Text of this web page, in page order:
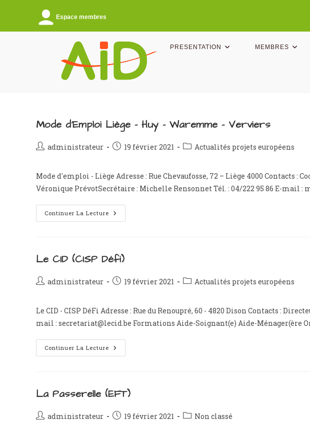
content
Espace membres
PRESENTATION MEMBRES
Mode d’Emploi Liège – Huy – Waremme – Verviers
Auteur/autrice
publication :
administrateur
Publication
19 février 2021
PostActualités projets européens
Mode d'emploi - Liège Adresse : Rue Chevaufosse, 72 – Liège 4000 Contacts :
Véronique PrévotSecrétaire : Michelle Rensonnet Tél. : 04/222 95 86 E-mail
Continuer La Lecture Mode
D’Emploi
Waremme
–
Le CID (CISP Défi)
Auteur/autrice
publication :
administrateur
Publication
19 février 2021
PostActualités projets européens
Le CID - CISP DéFi Adresse : Rue du Renoupré, 60 - 4820 Dison Contacts :
mail : secretariat@lecid.be Formations Aide-Soignant(e) Aide-Ménager(ère
Continuer La Lecture Le
CID
La Passerelle (EFT)
Auteur/autrice
administrateur
Publication
19 février 2021
PostNon classé